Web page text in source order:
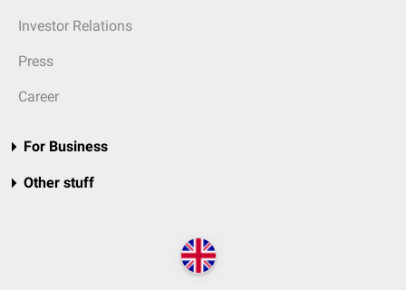
Investor Relations
Press
Career
For Business
Other stuff